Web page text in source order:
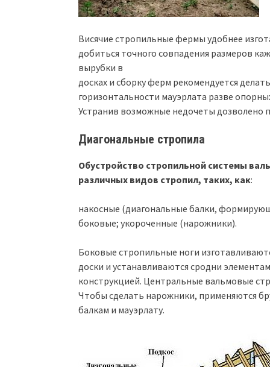
Висячие стропильные фермы удобнее
добиться точного совпадения размеров
вырубки в
досках и сборку ферм рекомендуется
горизонтальности мауэрлата разве
Устранив возможные недочеты дозволено
Диагональные стропила
Обустройство стропильной системы
различных видов стропил, таких, как:
накосные (диагональные балки,
боковые; укороченные (нарожники).
Боковые стропильные ноги
доски и устанавливаются сродни
конструкцией. Центральные вальмовые
Чтобы сделать нарожники, применяются
балкам и мауэрлату.